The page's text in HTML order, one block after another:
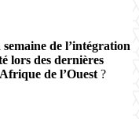
de l’intégration
lors des dernières
de l’Ouest ?